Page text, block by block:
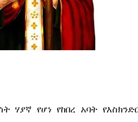
ሃያኛ የሆነ የከበረ አባት